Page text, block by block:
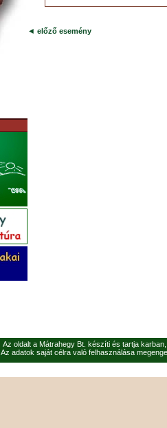
◄ előző esemény
Az oldalt a Mátrahegy Bt. készíti és tartja
Az adatok saját célra való felhasználása